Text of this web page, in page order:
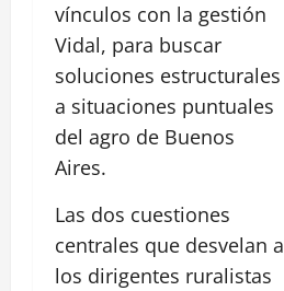
vínculos con la gestión
Vidal, para buscar
soluciones estructurales
a situaciones puntuales
del agro de Buenos
Aires.
Las dos cuestiones
centrales que desvelan a
los dirigentes ruralistas